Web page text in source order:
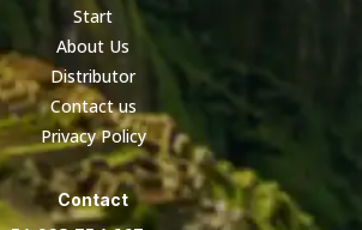
Start
About Us
Distributor
Contact us
Privacy Policy
Contact